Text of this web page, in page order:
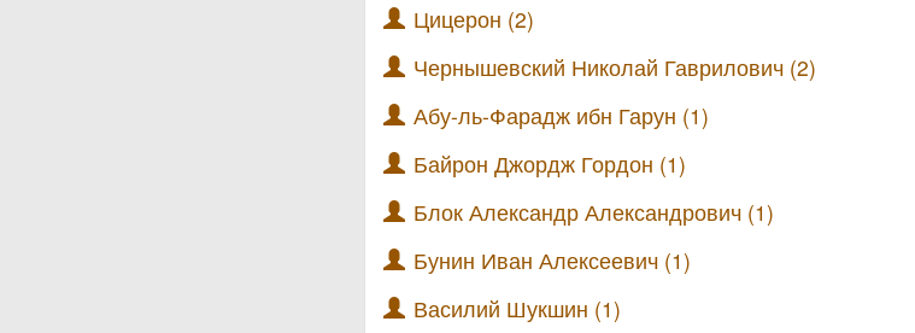
Цицерон (2)
Чернышевский Николай Гаврилович (2)
Абу-ль-Фарадж ибн Гарун (1)
Байрон Джордж Гордон (1)
Блок Александр Александрович (1)
Бунин Иван Алексеевич (1)
Василий Шукшин (1)